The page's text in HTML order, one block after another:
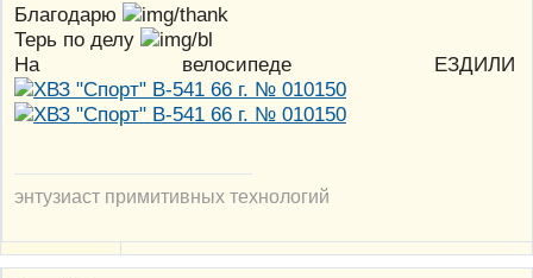
Благодарю
Терь по делу
На велосипеде ЕЗДИЛИ
энтузиаст примитивных технологий